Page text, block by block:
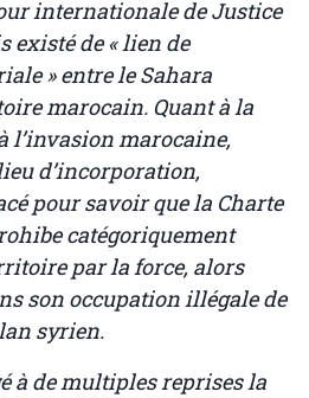
internationale de Justice
existé de « lien de
» entre le Sahara
marocain. Quant à la
l’invasion marocaine,
d’incorporation,
pour savoir que la Charte
catégoriquement
par la force, alors
son occupation illégale de
syrien.
à de multiples reprises la